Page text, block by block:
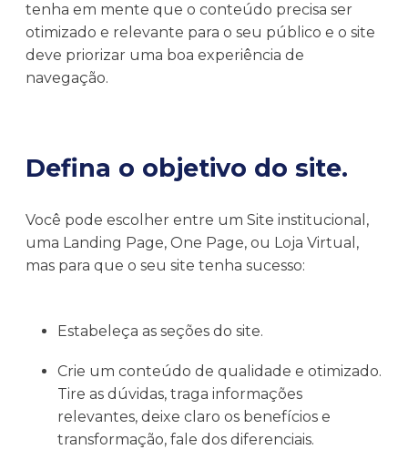
tenha em mente que o conteúdo precisa ser
otimizado e relevante para o seu público e o site
deve priorizar uma boa experiência de
navegação.
Defina o objetivo do site.
Você pode escolher entre um Site institucional,
uma Landing Page, One Page, ou Loja Virtual,
mas para que o seu site tenha sucesso:
Estabeleça as seções do site.
Crie um conteúdo de qualidade e otimizado.
Tire as dúvidas, traga informações
relevantes, deixe claro os benefícios e
transformação, fale dos diferenciais.